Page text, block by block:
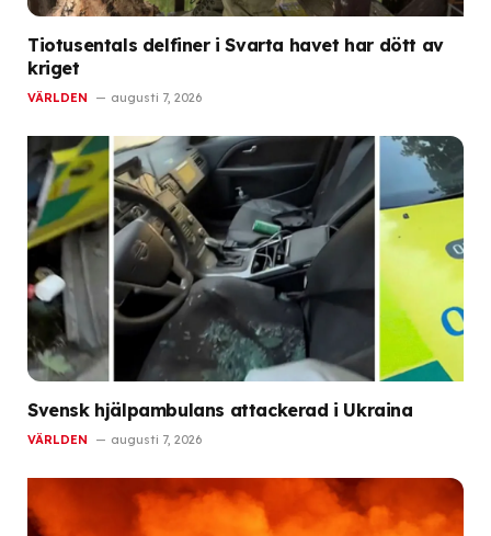
Tiotusentals delfiner i Svarta havet har dött av
kriget
VÄRLDEN augusti 7, 2026
Svensk hjälpambulans attackerad i Ukraina
VÄRLDEN augusti 7, 2026